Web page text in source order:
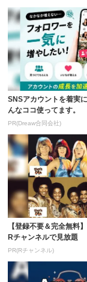
SNSアカウントを着実
んなココ使ってます。
PR(Dreaw合同会社)
【登録不要＆完全無料
Rチャンネルで見放題
PR(Rチャンネル)